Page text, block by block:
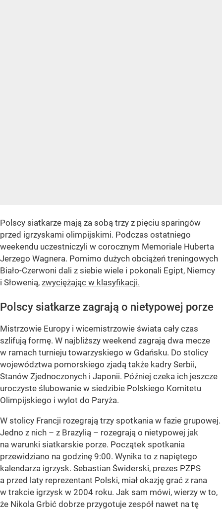
Polscy siatkarze mają za sobą trzy z pięciu sparingów
przed igrzyskami olimpijskimi. Podczas ostatniego
weekendu uczestniczyli w corocznym Memoriale Huberta
Jerzego Wagnera. Pomimo dużych obciążeń treningowych
Biało-Czerwoni dali z siebie wiele i pokonali Egipt, Niemcy
i Słowenią, zwyciężając w klasyfikacji.
Polscy siatkarze zagrają o nietypowej porze
Mistrzowie Europy i wicemistrzowie świata cały czas
szlifują formę. W najbliższy weekend zagrają dwa mecze
w ramach turnieju towarzyskiego w Gdańsku. Do stolicy
województwa pomorskiego zjadą także kadry Serbii,
Stanów Zjednoczonych i Japonii. Później czeka ich jeszcze
uroczyste ślubowanie w siedzibie Polskiego Komitetu
Olimpijskiego i wylot do Paryża.
W stolicy Francji rozegrają trzy spotkania w fazie grupowej.
Jedno z nich – z Brazylią – rozegrają o nietypowej jak
na warunki siatkarskie porze. Początek spotkania
przewidziano na godzinę 9:00. Wynika to z napiętego
kalendarza igrzysk. Sebastian Świderski, prezes PZPS
a przed laty reprezentant Polski, miał okazję grać z rana
w trakcie igrzysk w 2004 roku. Jak sam mówi, wierzy w to,
że Nikola Grbić dobrze przygotuje zespół nawet na tę